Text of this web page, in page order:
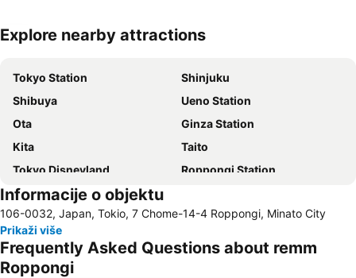
Explore nearby attractions
Tokyo Station
Shinjuku
Shibuya
Ueno Station
Ota
Ginza Station
Kita
Taito
Tokyo Disneyland
Roppongi Station
Roppongi Metro Station
Informacije o objektu
106-0032, Japan, Tokio, 7 Chome-14-4 Roppongi, Minato City
Prikaži više
Frequently Asked Questions about remm
Roppongi